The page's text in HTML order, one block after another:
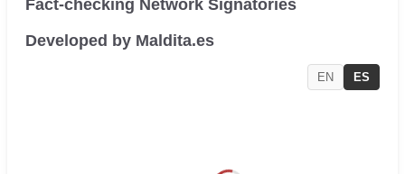
Fact-checking Network Signatories
Developed by Maldita.es
EN ES